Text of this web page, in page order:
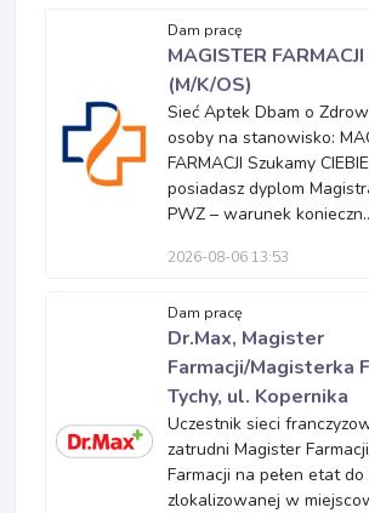
Dam pracę
MAGISTER
(M/K/OS)
Sieć Aptek Dbam o
osoby na stanowisko:
FARMACJI Szukamy
posiadasz dyplom
PWZ – warunek
2026-08-06 13:53
Dam pracę
Dr.Max, Magister
Farmacji/Magisterka
Tychy, ul. Kopernika
Uczestnik sieci
zatrudni Magister
Farmacji na pełen etat
zlokalizowanej w